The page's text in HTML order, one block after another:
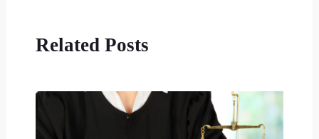
Related Posts